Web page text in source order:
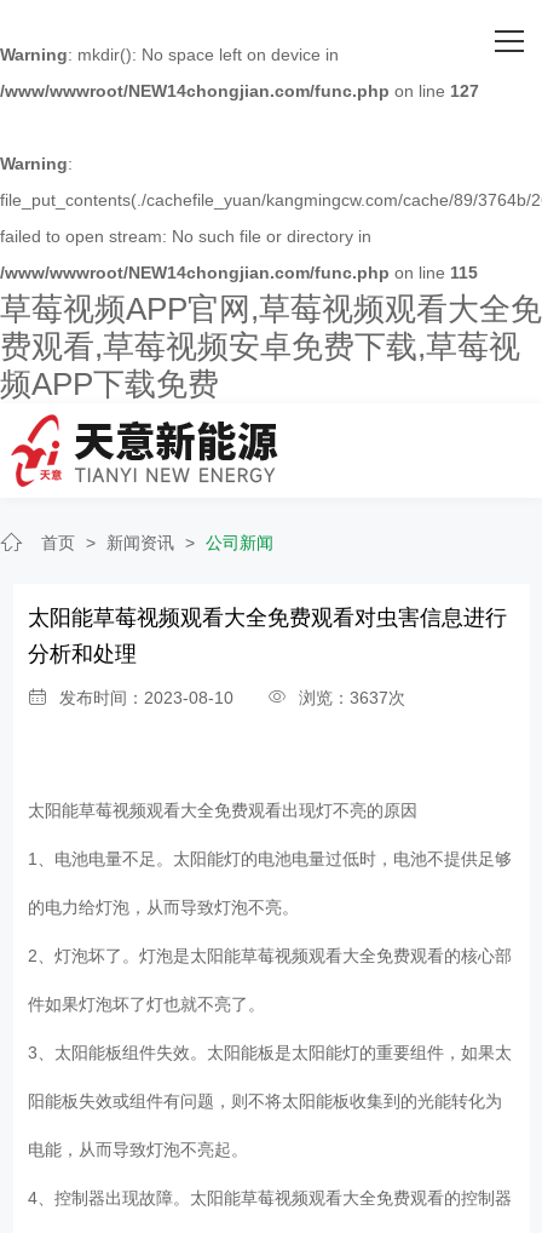
Warning: mkdir(): No space left on device in
/www/wwwroot/NEW14chongjian.com/func.php on line 127
Warning:
file_put_contents(./cachefile_yuan/kangmingcw.com/cache/89/3764b/
failed to open stream: No such file or directory in
/www/wwwroot/NEW14chongjian.com/func.php on line 115
草莓视频APP官网,草莓视频观看大全免
费观看,草莓视频安卓免费下载,草莓视
频APP下载免费
关于草莓视频APP官网
主营产品
人才招聘
新闻资讯
联系草莓视频APP官网
首页 > 新闻资讯 > 公司新闻
太阳能草莓视频观看大全免费观看对虫害信息进行
分析和处理
发布时间：2023-08-10 浏览：3637次
太阳能草莓视频观看大全免费观看出现灯不亮的原因
1、电池电量不足。太阳能灯的电池电量过低时，电池不提供足够
的电力给灯泡，从而导致灯泡不亮。
2、灯泡坏了。灯泡是太阳能草莓视频观看大全免费观看的核心部
件如果灯泡坏了灯也就不亮了。
3、太阳能板组件失效。太阳能板是太阳能灯的重要组件，如果太
阳能板失效或组件有问题，则不将太阳能板收集到的光能转化为
电能，从而导致灯泡不亮起。
4、控制器出现故障。太阳能草莓视频观看大全免费观看的控制器